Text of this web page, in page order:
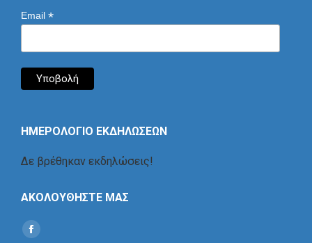
Email *
ΗΜΕΡΟΛΟΓΙΟ ΕΚΔΗΛΩΣΕΩΝ
Δε βρέθηκαν εκδηλώσεις!
ΑΚΟΛΟΥΘΗΣΤΕ ΜΑΣ
Find us on:
Social